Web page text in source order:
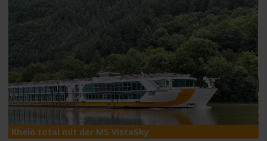
Über uns
Wissen
Suche
Rhein total mit der MS VistaSky